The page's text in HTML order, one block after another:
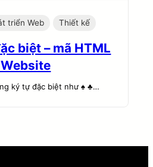
triển Web Thiết kế
biệt – mã HTML
ký tự đặc biệt như ♠ ♣…